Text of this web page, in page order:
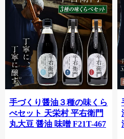
手づくり醤油３種の味くら
べセット 天栄村 平右衛門
丸大豆 醤油 味噌 F21T-467